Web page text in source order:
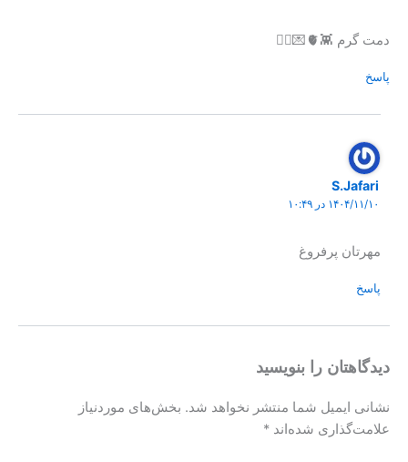
دمت گرم 👾🫀💌❤️‍🔥
پاسخ
S.Jafari
۱۴۰۴/۱۱/۱۰ در ۱۰:۴۹
مهرتان پرفروغ
پاسخ
دیدگاهتان را بنویسید
نشانی ایمیل شما منتشر نخواهد شد. بخش‌های موردنیاز
علامت‌گذاری شده‌اند *